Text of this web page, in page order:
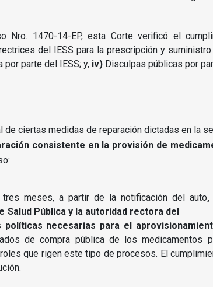
Nro. 1470-14-EP, esta Corte verificó el
del IESS para la prescripción y suministro
por parte del IESS; y, iv) Disculpas públicas por
ciertas medidas de reparación dictadas en la
consistente en la provisión de
meses, a partir de la notificación del auto,
de Salud Pública y la autoridad rectora
necesarias para el
de compra pública de los medicamentos
que rigen este tipo de procesos. El